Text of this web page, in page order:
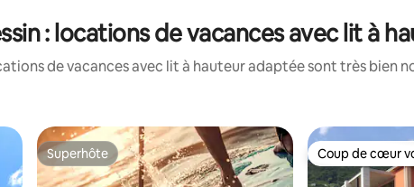
: locations de vacances avec lit à
de vacances avec lit à hauteur adaptée sont très
Superhôte
Superhôte Coup de cœur
Coup de cœur